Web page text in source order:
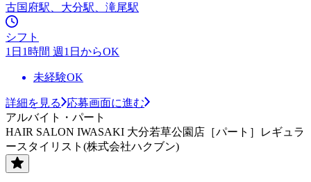
古国府駅、大分駅、滝尾駅
シフト
1日1時間 週1日からOK
未経験OK
詳細を見る
応募画面に進む
アルバイト・パート
HAIR SALON IWASAKI 大分若草公園店［パート］レギュラ
ースタイリスト(株式会社ハクブン)